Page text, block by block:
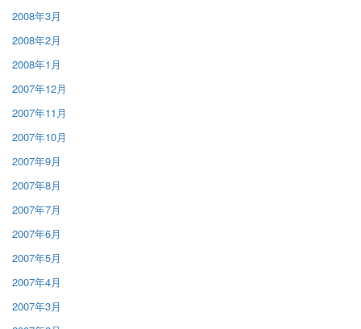
2008年3月
2008年2月
2008年1月
2007年12月
2007年11月
2007年10月
2007年9月
2007年8月
2007年7月
2007年6月
2007年5月
2007年4月
2007年3月